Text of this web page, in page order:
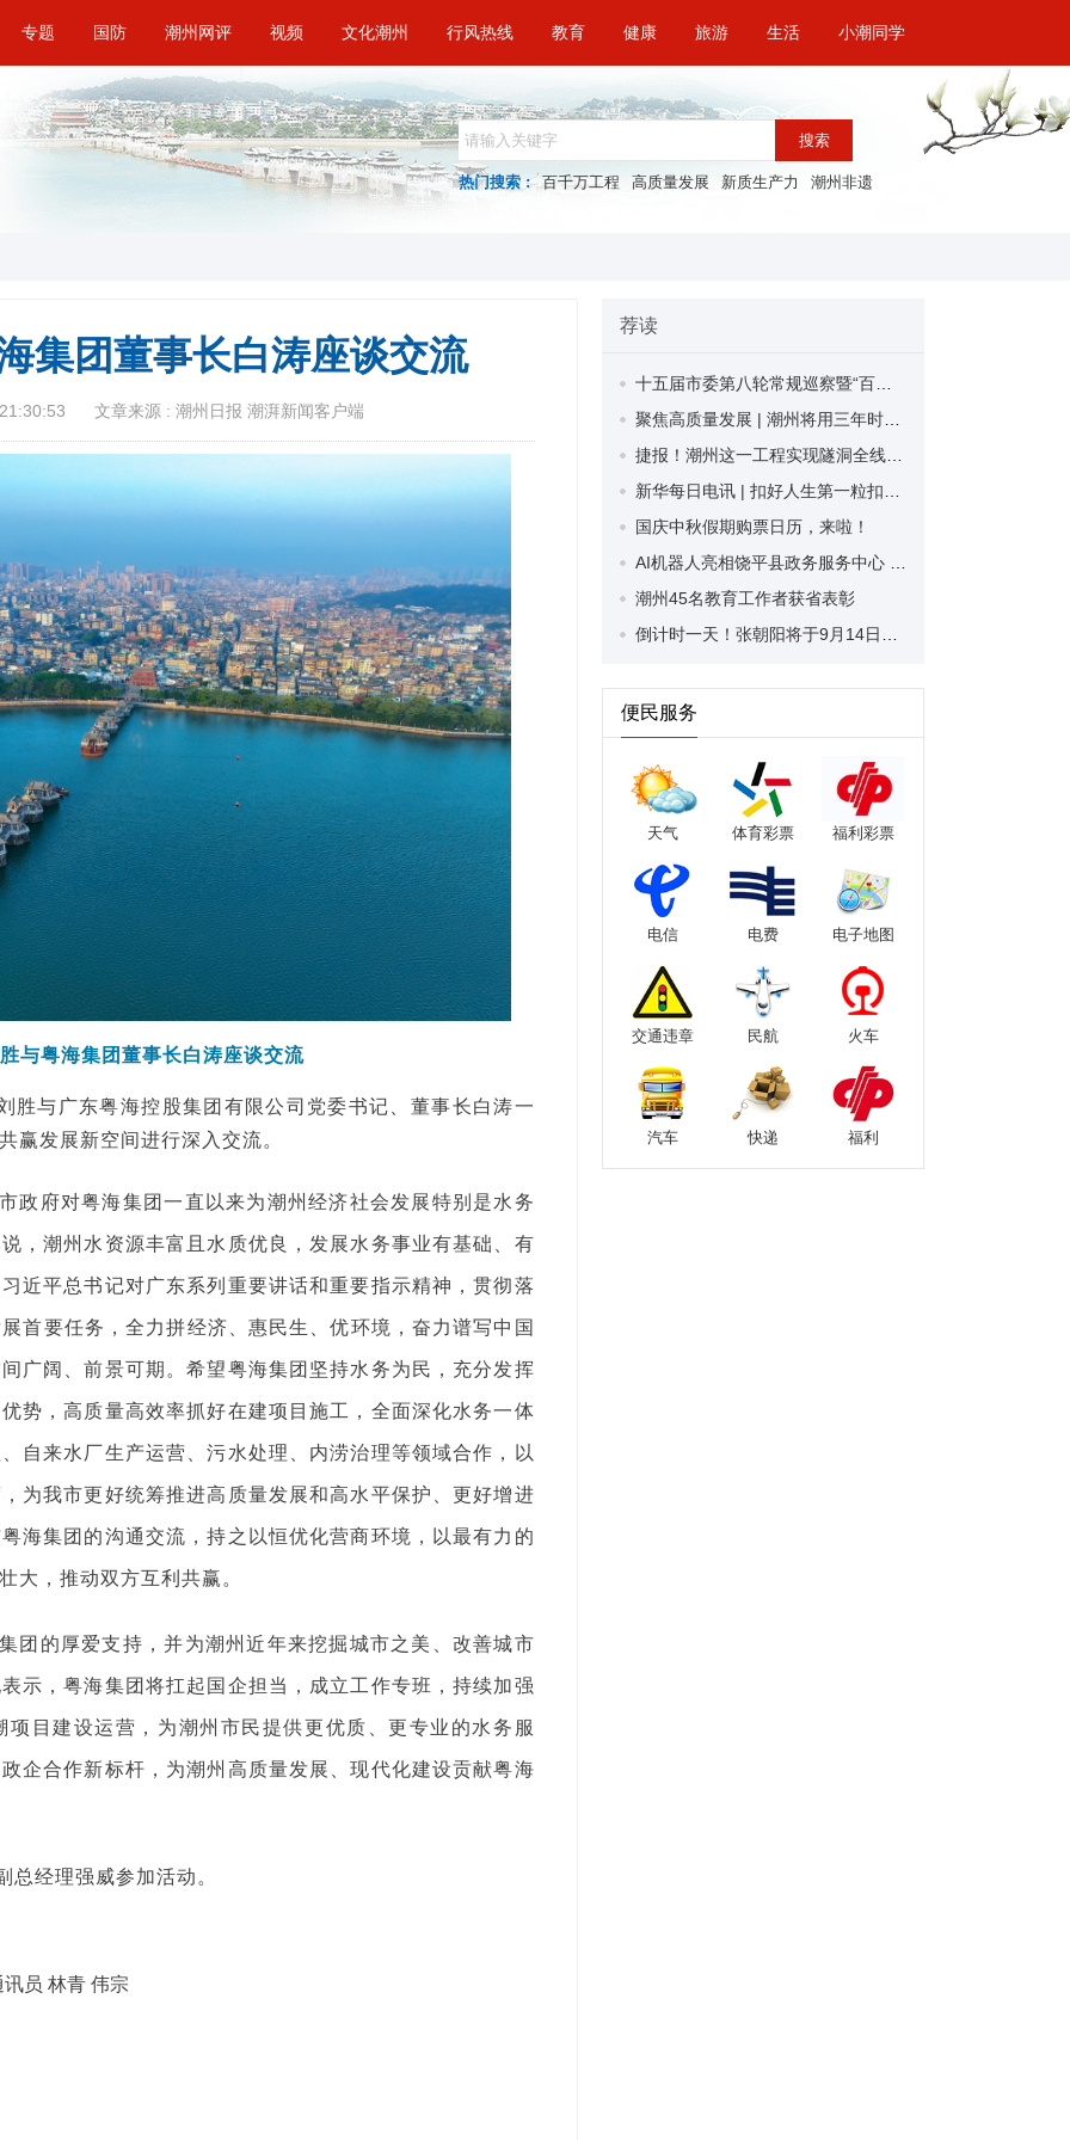
专题 国防 潮州网评 视频 文化潮州 行风热线 教育 健康 旅游 生活 小潮同学
搜索
热门搜索 : 百千万工程 高质量发展 新质生产力 潮州非遗
集团董事长白涛座谈交流
文章来源 : 潮州日报 潮湃新闻客户端
与粤海集团董事长白涛座谈交流
胜与广东粤海控股集团有限公司党委书记、董事长白涛一
赢发展新空间进行深入交流。
政府对粤海集团一直以来为潮州经济社会发展特别是水务
，潮州水资源丰富且水质优良，发展水务事业有基础、有
近平总书记对广东系列重要讲话和重要指示精神，贯彻落
首要任务，全力拼经济、惠民生、优环境，奋力谱写中国
广阔、前景可期。希望粤海集团坚持水务为民，充分发挥
势，高质量高效率抓好在建项目施工，全面深化水务一体
自来水厂生产运营、污水处理、内涝治理等领域合作，以
为我市更好统筹推进高质量发展和高水平保护、更好增进
海集团的沟通交流，持之以恒优化营商环境，以最有力的
大，推动双方互利共赢。
团的厚爱支持，并为潮州近年来挖掘城市之美、改善城市
示，粤海集团将扛起国企担当，成立工作专班，持续加强
目建设运营，为潮州市民提供更优质、更专业的水务服
企合作新标杆，为潮州高质量发展、现代化建设贡献粤海
总经理强威参加活动。
员 林青 伟宗
荐读
国庆中秋假期购票日历，来啦！
潮州45名教育工作者获省表彰
便民服务
天气 体育彩票 福利彩票
电信 电费 电子地图
交通违章 民航 火车
汽车 快递 福利